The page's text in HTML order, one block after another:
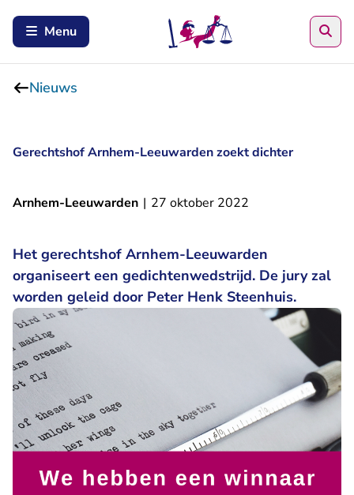
Menu
Nieuws
Gerechtshof Arnhem-Leeuwarden zoekt dichter
Arnhem-Leeuwarden | 27 oktober 2022
Het gerechtshof Arnhem-Leeuwarden
organiseert een gedichtenwedstrijd. De jury zal
worden geleid door Peter Henk Steenhuis.